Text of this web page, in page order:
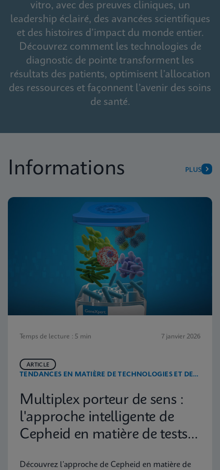
vitro, avec des preuves cliniques, un
leadership éclairé, des avancées scientifiques
et des histoires d’impact du monde entier.
Découvrez comment les technologies de
diagnostic de pointe transforment les
résultats des patients, optimisent l’allocation
des ressources et façonnent l’avenir des soins
de santé.
Informations PLUS
Temps de lecture : 5 min 7 janvier 2026
TENDANCES EN MATIÈRE DE TECHNOLOGIES ET DE
ARTICLE
Multiplex porteur de sens :
l'approche intelligente de
Cepheid en matière de tests
Découvrez l’approche de Cepheid en matière de